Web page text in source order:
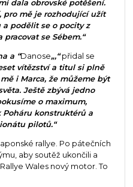
dala obrovské potěšení.
pro mě je rozhodující užít
podělit se o pocity z
se Sébem.“
a “Danose„,“přidal se
vítězství a titul si plně
i Marca, že můžeme být
Ještě zbývá jedno
o maximum,
konstruktérů a
pilotů.“
rallye. Po pátečních
aby soutěž ukončili a
Wales nový motor. To